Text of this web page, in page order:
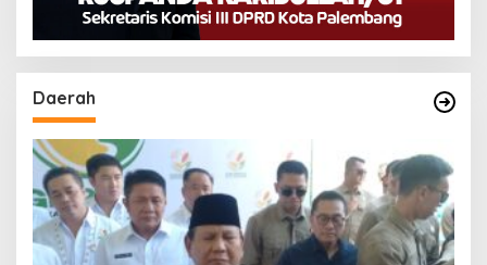
Daerah